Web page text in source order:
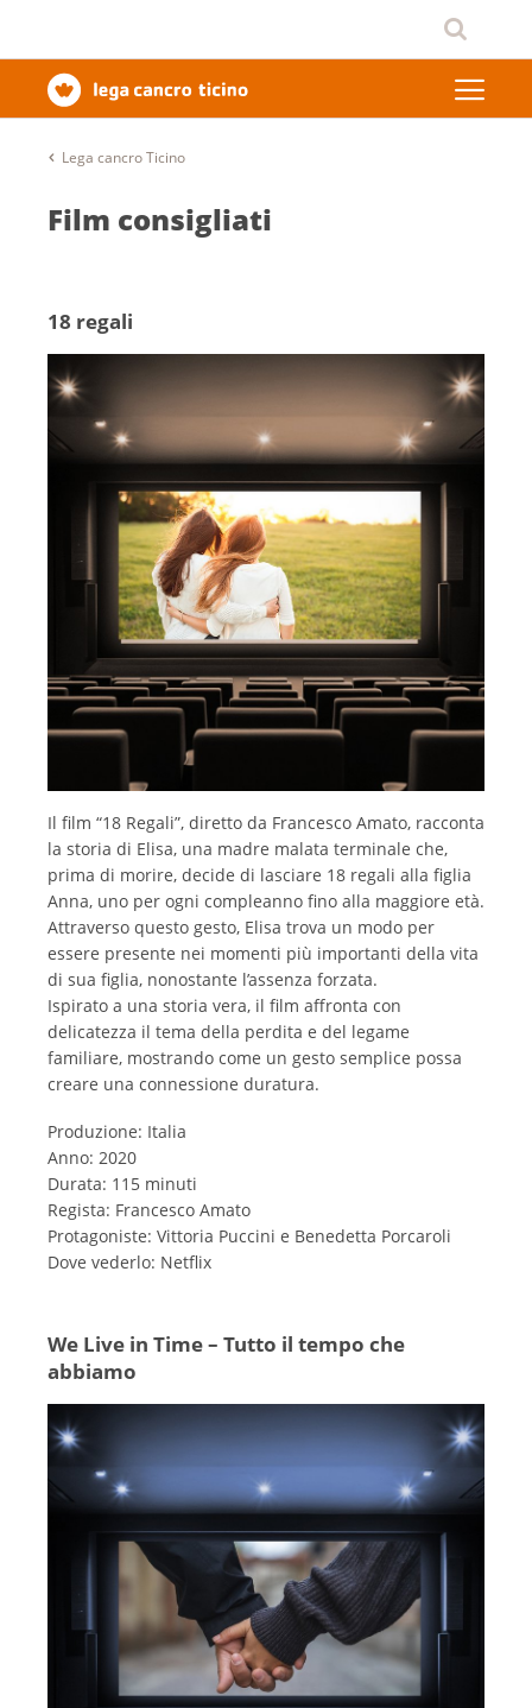
Lega cancro Ticino
Film consigliati
18 regali
Il film “18 Regali”, diretto da Francesco Amato, racconta
la storia di Elisa, una madre malata terminale che,
prima di morire, decide di lasciare 18 regali alla figlia
Anna, uno per ogni compleanno fino alla maggiore età.
Attraverso questo gesto, Elisa trova un modo per
essere presente nei momenti più importanti della vita
di sua figlia, nonostante l’assenza forzata.
Ispirato a una storia vera, il film affronta con
delicatezza il tema della perdita e del legame
familiare, mostrando come un gesto semplice possa
creare una connessione duratura.
Produzione: Italia
Anno: 2020
Durata: 115 minuti
Regista: Francesco Amato
Protagoniste: Vittoria Puccini e Benedetta Porcaroli
Dove vederlo: Netflix
We Live in Time – Tutto il tempo che
abbiamo